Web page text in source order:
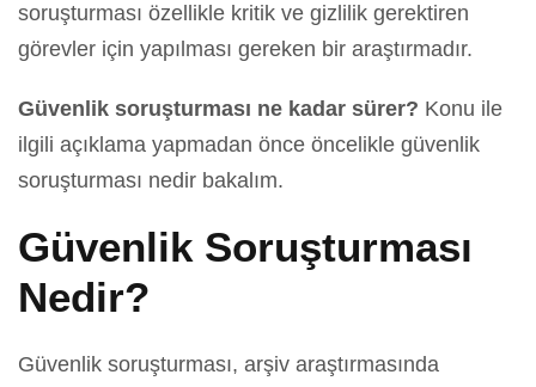
soruşturması özellikle kritik ve gizlilik gerektiren
görevler için yapılması gereken bir araştırmadır.
Güvenlik soruşturması ne kadar sürer? Konu ile
ilgili açıklama yapmadan önce öncelikle güvenlik
soruşturması nedir bakalım.
Güvenlik Soruşturması
Nedir?
Güvenlik soruşturması, arşiv araştırmasında